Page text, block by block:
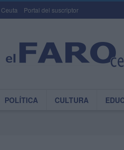
Portal del suscriptor
POLÍTICA CULTURA